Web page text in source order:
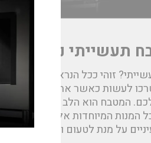
תעשייתי נכון
זוהי ככל הנראה המשימה
לעשות כאשר אתם ניגשים
המטבח הוא הלב הפועם של
המנות המיוחדות אל הסועדים
על מנת לטעום וליהנות